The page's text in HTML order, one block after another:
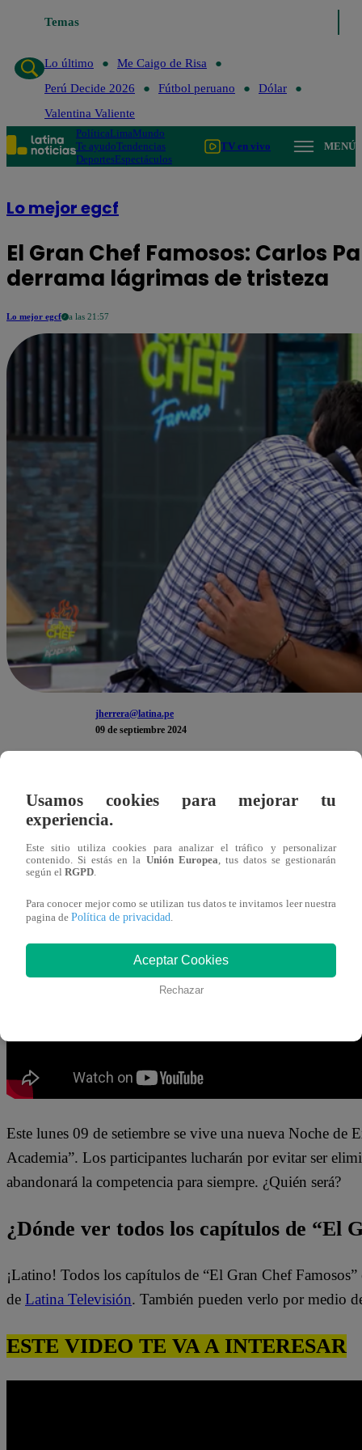
Temas
Lo último
Me Caigo de Risa
Perú Decide 2026
Fútbol peruano
Dólar
Valentina Valiente
PolíticaLimaMundo
Te ayudoTendencias
DeportesEspectáculos
TV en vivo MENÚ
Lo mejor egcf
El Gran Chef Famosos: Carlos
derrama lágrimas de tristeza
Lo mejor egcf a las 21:57
jherrera@latina.pe
09 de septiembre 2024
primero en darle unas palabras de despedida fue Adolfo
Carlos Palma se quebró cuando tuvo que despedirse
tantas enseñanzas, con lo que me quedo es con todo
este tiempo. La vez pasada dije que me iba a feliz,
sólo un momento, así que me voy agradecido”,
narró
Este lunes 09 de setiembre se vive una nueva Noche de
Academia”. Los participantes lucharán por evitar ser
abandonará la competencia para siempre. ¿Quién será?
¿Dónde ver todos los capítulos de “El
¡Latino! Todos los capítulos de “El Gran Chef
de Latina Televisión. También pueden verlo por medio
ESTE VIDEO TE VA A INTERESAR
Usamos cookies para mejorar tu
experiencia.
Este sitio utiliza cookies para analizar el tráfico y personalizar
contenido. Si estás en la Unión Europea, tus datos se gestionarán
según el RGPD.
Para conocer mejor como se utilizan tus datos te invitamos leer nuestra
pagina de Política de privacidad.
Aceptar Cookies
Rechazar